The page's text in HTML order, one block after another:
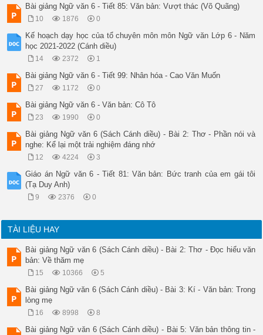
Bài giảng Ngữ văn 6 - Tiết 85: Văn bản: Vượt thác (Võ Quãng)
10 1876 0
Kế hoạch dạy học của tổ chuyên môn môn Ngữ văn Lớp 6 - Năm
học 2021-2022 (Cánh diều)
14 2372 1
Bài giảng Ngữ văn 6 - Tiết 99: Nhân hóa - Cao Văn Muốn
27 1172 0
Bài giảng Ngữ văn 6 - Văn bản: Cô Tô
23 1990 0
Bài giảng Ngữ văn 6 (Sách Cánh diều) - Bài 2: Thơ - Phần nói và
nghe: Kể lại một trải nghiệm đáng nhớ
12 4224 3
Giáo án Ngữ văn 6 - Tiết 81: Văn bản: Bức tranh của em gái tôi
(Tạ Duy Anh)
9 2376 0
TÀI LIỆU HAY
Bài giảng Ngữ văn 6 (Sách Cánh diều) - Bài 2: Thơ - Đọc hiểu văn
bản: Về thăm mẹ
15 10366 5
Bài giảng Ngữ văn 6 (Sách Cánh diều) - Bài 3: Kí - Văn bản: Trong
lòng mẹ
16 8998 8
Bài giảng Ngữ văn 6 (Sách Cánh diều) - Bài 5: Văn bản thông tin -